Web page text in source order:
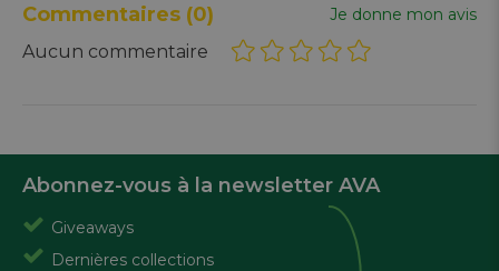
Commentaires (0) Je donne mon avis
Aucun commentaire
Abonnez-vous à la newsletter AVA
Giveaways
Dernières collections